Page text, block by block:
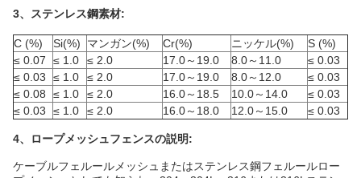
3、ステンレス鋼素材:
C (%) Si(%) マンガン(%) Cr(%) ニッケル(%)
S (%)
≤ 0.07
≤ 1.0 ≤ 2.0 17.0～19.0 8.0～11.0
≤ 0.03
≤ 0.03
≤ 1.0 ≤ 2.0 17.0～19.0 8.0～12.0
≤ 0.03
≤ 0.08
≤ 1.0 ≤ 2.0 16.0～18.5 10.0～14.0
≤ 0.03
≤ 0.03
≤ 1.0 ≤ 2.0 16.0～18.0 12.0～15.0 ≤ 0.03
4、ロープメッシュフェンスの説明:
ケーブルフェルールメッシュまたはステンレス鋼フェルールロー